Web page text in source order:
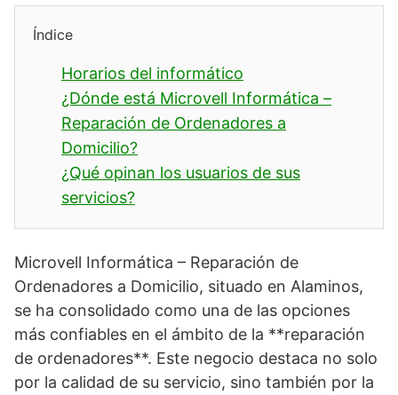
Índice
Horarios del informático
¿Dónde está Microvell Informática –
Reparación de Ordenadores a
Domicilio?
¿Qué opinan los usuarios de sus
servicios?
Microvell Informática – Reparación de
Ordenadores a Domicilio, situado en Alaminos,
se ha consolidado como una de las opciones
más confiables en el ámbito de la **reparación
de ordenadores**. Este negocio destaca no solo
por la calidad de su servicio, sino también por la